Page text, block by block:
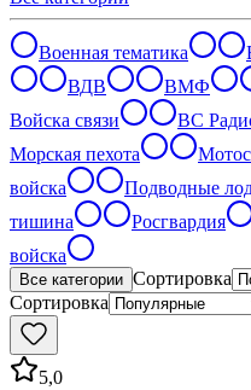
Военная тематика
ВДВ
ВМФ
Войска связи
ВС
Морская пехота
войска
Подводные
тишина
Росгвардия
войска
Все категории Сортировка
Сортировка
5,0